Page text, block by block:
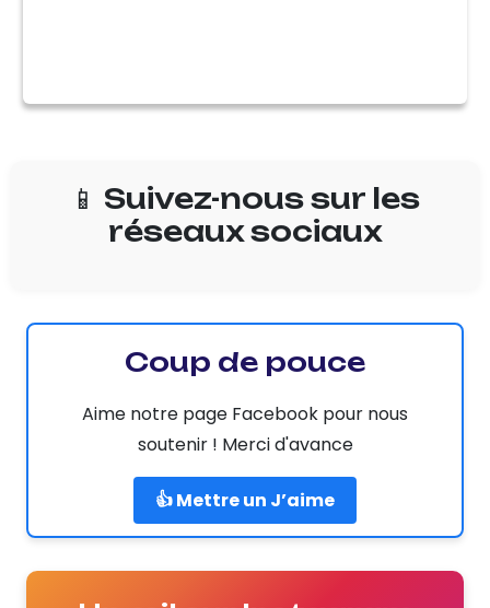
📱 Suivez-nous sur les
réseaux sociaux
Coup de pouce
Aime notre page Facebook pour nous
soutenir ! Merci d'avance
👍 Mettre un J’aime